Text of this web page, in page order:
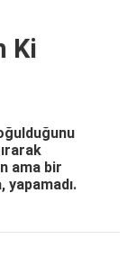
Ki
ama bir